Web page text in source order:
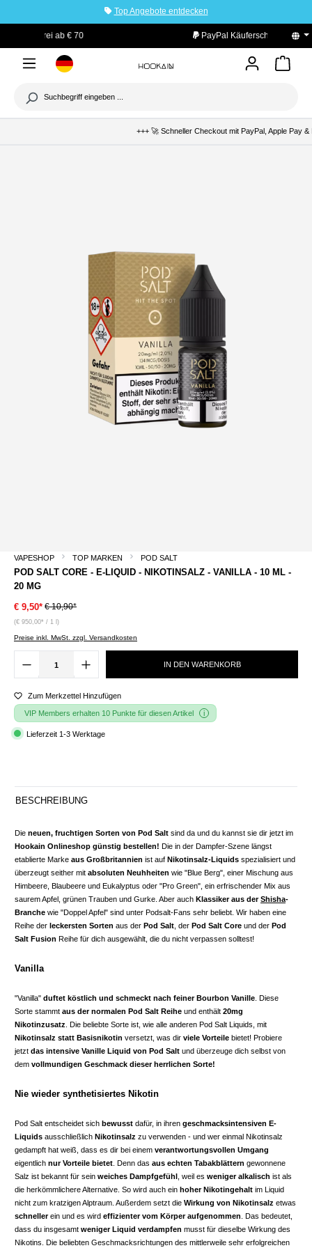
Top Angebote entdecken
PayPal Käuferschutz
+++ 🚀 Schneller Checkout mit PayPal, Apple Pay
VAPESHOP TOP MARKEN POD SALT
POD SALT CORE - E-LIQUID - NIKOTINSALZ - VANILLA - 10 ML -
20 MG
€ 9,50* € 10,90*
(€ 950,00* / 1 l)
Preise inkl. MwSt. zzgl. Versandkosten
IN DEN WARENKORB
Zum Merkzettel Hinzufügen
VIP Members erhalten 10 Punkte für diesen Artikel
Lieferzeit 1-3 Werktage
BESCHREIBUNG
Die neuen, fruchtigen Sorten von Pod Salt sind da und du kannst sie dir jetzt im
Hookain Onlineshop günstig bestellen! Die in der Dampfer-Szene längst
etablierte Marke aus Großbritannien ist auf Nikotinsalz-Liquids spezialisiert und
überzeugt seither mit absoluten Neuhheiten wie "Blue Berg", einer Mischung aus
Himbeere, Blaubeere und Eukalyptus oder "Pro Green", ein erfrischender Mix aus
saurem Apfel, grünen Trauben und Gurke. Aber auch Klassiker aus derShisha-
Branche wie "Doppel Apfel" sind unter Podsalt-Fans sehr beliebt. Wir haben eine
Reihe der leckersten Sorten aus der Pod Salt , der Pod Salt Core und der Pod
Salt Fusion Reihe für dich ausgewählt, die du nicht verpassen solltest!
Vanilla
"Vanilla" duftet köstlich und schmeckt nach feiner Bourbon Vanille . Diese
Sorte stammt aus der normalen Pod Salt Reihe und enthält 20mg
Nikotinzusatz . Die beliebte Sorte ist, wie alle anderen Pod Salt Liquids, mit
Nikotinsalz statt Basisnikotin versetzt, was dir viele Vorteile bietet! Probiere
jetzt das intensive Vanille Liquid von Pod Salt und überzeuge dich selbst von
dem vollmundigen Geschmack dieser herrlichen Sorte!
Nie wieder synthetisiertes Nikotin
Pod Salt entscheidet sich bewusst dafür, in ihren geschmacksintensiven E-
Liquids ausschließlich Nikotinsalz zu verwenden - und wer einmal Nikotinsalz
gedampft hat weiß, dass es dir bei einem verantwortungsvollen Umgang
eigentlich nur Vorteile bietet . Denn das aus echten Tabakblättern gewonnene
Salz ist bekannt für sein weiches Dampfgefühl , weil es weniger alkalisch ist als
die herkömmlichere Alternative. So wird auch ein hoher Nikotingehalt im Liquid
nicht zum kratzigen Alptraum. Außerdem setzt die Wirkung von Nikotinsalz etwas
schnellerein und es wird effizienter vom Körper aufgenommen . Das bedeutet,
dass du insgesamt weniger Liquid verdampfen musst für dieselbe Wirkung des
Nikotins. Die beliebten Geschmacksrichtungen des mittlerweile sehr erfolgreichen